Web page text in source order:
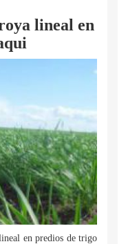
lineal en
en predios de trigo